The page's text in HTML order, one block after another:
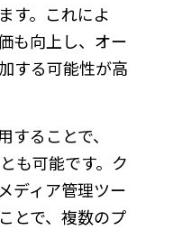
す。これによ
も向上し、オー
する可能性が高
ることで、
も可能です。ク
ディア管理ツー
とで、複数のプ